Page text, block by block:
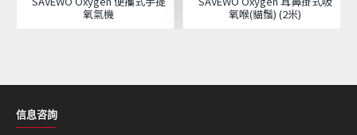
氧氣機
氧喉(貓鬚) (2米)
信息咨詢